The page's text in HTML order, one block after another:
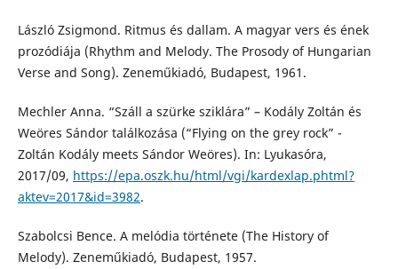
László Zsigmond. Ritmus és dallam. A magyar vers és ének
prozódiája (Rhythm and Melody. The Prosody of Hungarian
Verse and Song). Zeneműkiadó, Budapest, 1961.
Mechler Anna. “Száll a szürke sziklára” – Kodály Zoltán és
Weöres Sándor találkozása (“Flying on the grey rock” -
Zoltán Kodály meets Sándor Weöres). In: Lyukasóra,
2017/09, https://epa.oszk.hu/html/vgi/kardexlap.phtml?
aktev=2017&id=3982.
Szabolcsi Bence. A melódia története (The History of
Melody). Zeneműkiadó, Budapest, 1957.